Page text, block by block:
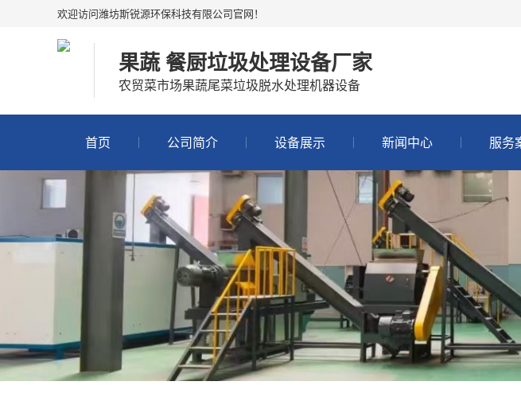
欢迎访问潍坊斯锐源环保科技有限公司官网！
果蔬 餐厨垃圾处理设备厂家
农贸菜市场果蔬尾菜垃圾脱水处理机器设备
首页 公司简介 设备展示 新闻中心 服务